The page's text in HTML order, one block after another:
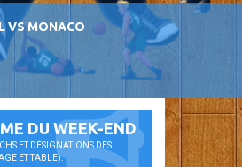
VS MONACO
DU WEEK-END
ET DÉSIGNATIONS DES
ET TABLE).